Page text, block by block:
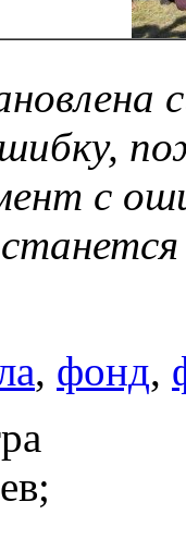
с
, фонд,